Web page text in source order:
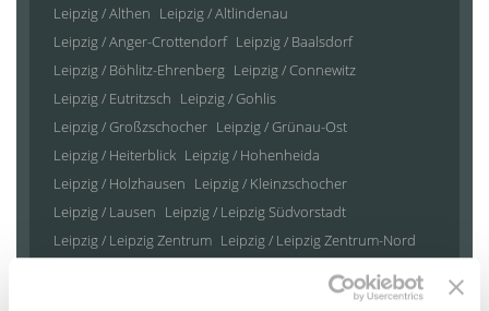
Leipzig / Althen Leipzig / Altlindenau
Leipzig / Anger-Crottendorf Leipzig / Baalsdorf
Leipzig / Böhlitz-Ehrenberg Leipzig / Connewitz
Leipzig / Eutritzsch Leipzig / Gohlis
Leipzig / Großzschocher Leipzig / Grünau-Ost
Leipzig / Heiterblick Leipzig / Hohenheida
Leipzig / Holzhausen Leipzig / Kleinzschocher
Leipzig / Lausen Leipzig / Leipzig Südvorstadt
Leipzig / Leipzig Zentrum Leipzig / Leipzig Zentrum-Nord